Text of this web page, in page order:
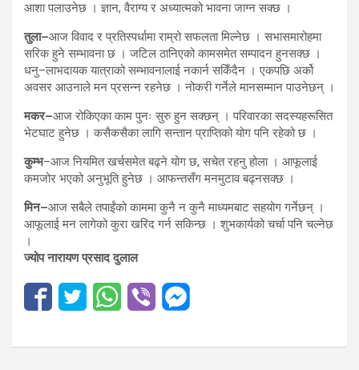
आशा पलाउनेछ । ज्ञान, वैराग्य र अध्यात्मको भावना जाग्न सक्छ ।
तुला–आज विवाद र प्रतिस्पर्धामा राम्रो सफलता मिल्नेछ । सभासमारोहमा
सरिक हुने सम्भावना छ । जटिल ठानिएको कामसमेत सम्पादन हुनसक्छ ।
धनु–लाभदायक यात्राको सम्भावनालाई नकार्न सकिँदैन । एकपछि अर्को
अवसर आउनाले मन प्रसन्न रहनेछ । नोकरी गर्नेले मानसम्मान पाउनेछन् ।
मकर–आज रोकिएका काम पुनः सुरु हुन सक्छन् । परिवारका सदस्यहरूसित
भेटघाट हुनेछ । कसैकसैका लागि सन्तान प्राप्तिको योग पनि रहेको छ ।
कुम्भ–आज नियमित खर्चसमेत बढ्ने योग छ, सचेत रहनु होला । आफूलाई
कमजोर भएको अनुभूति हुनेछ । आफन्तसँग मनमुटाव बढ्नसक्छ ।
मिन–आज सबैले तपाईंको काममा कुनै न कुनै माध्यमबाट सहयोग गर्नेछन् ।
आफूलाई मन लागेको कुरा खरिद गर्न सकिन्छ । शुभकार्यको चर्चा पनि चल्नेछ
।
ज्योप नारायण प्रसाद दुलाल